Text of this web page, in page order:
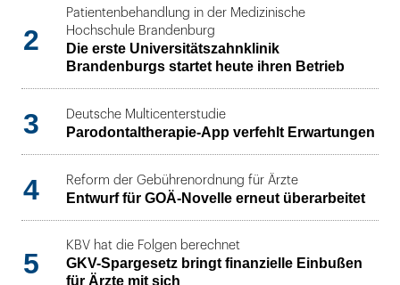
2
Patientenbehandlung in der Medizinische
Hochschule Brandenburg
Die erste Universitätszahnklinik
Brandenburgs startet heute ihren Betrieb
3 Deutsche Multicenterstudie
Parodontaltherapie-App verfehlt Erwartungen
4 Reform der Gebührenordnung für Ärzte
Entwurf für GOÄ-Novelle erneut überarbeitet
5
KBV hat die Folgen berechnet
GKV-Spargesetz bringt finanzielle Einbußen
für Ärzte mit sich